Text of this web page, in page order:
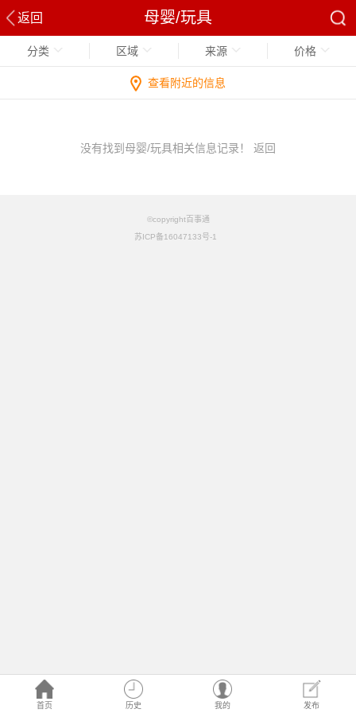
返回 母婴/玩具
首页 历史 我的 发布
分类 区域 来源 价格
查看附近的信息
没有找到母婴/玩具相关信息记录！ 返回
©copyright百事通
苏ICP备16047133号-1